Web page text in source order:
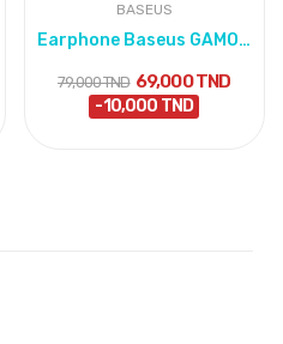
BASEUS
Earphone Baseus GAMO Immersive Virtual 3D Game...
79,000 TND 69,000 TND
-10,000 TND